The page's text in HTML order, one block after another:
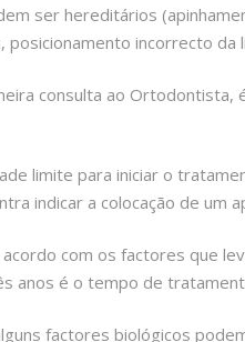
ser hereditários
incorrecto da
consulta ao
limite para iniciar o
indicar a colocação de um
com os factores que
anos é o tempo de
factores biológicos